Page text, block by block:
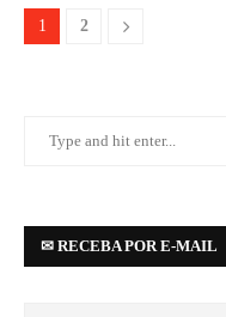
1 2
✉ RECEBA POR E-MAIL